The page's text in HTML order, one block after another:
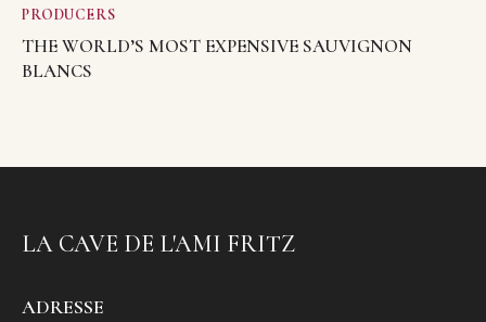
PRODUCERS
THE WORLD’S MOST EXPENSIVE SAUVIGNON
BLANCS
LA CAVE DE L'AMI FRITZ
ADRESSE